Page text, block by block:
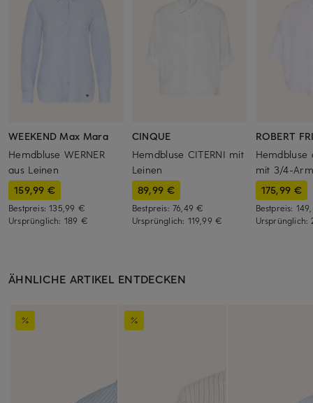
WEEKEND Max Mara
Hemdbluse WERNER
aus Leinen
159,99 €
Bestpreis:135,99 €
Ursprünglich: 189 €
CINQUE
Hemdbluse CITERNI mit
Leinen
89,99 €
Bestpreis: 76,49 €
Ursprünglich: 119,99 €
ROBERT
Hemdbluse
mit 3/4-Arm
175,99 €
Bestpreis:
Ursprünglich:
ÄHNLICHE ARTIKEL ENTDECKEN